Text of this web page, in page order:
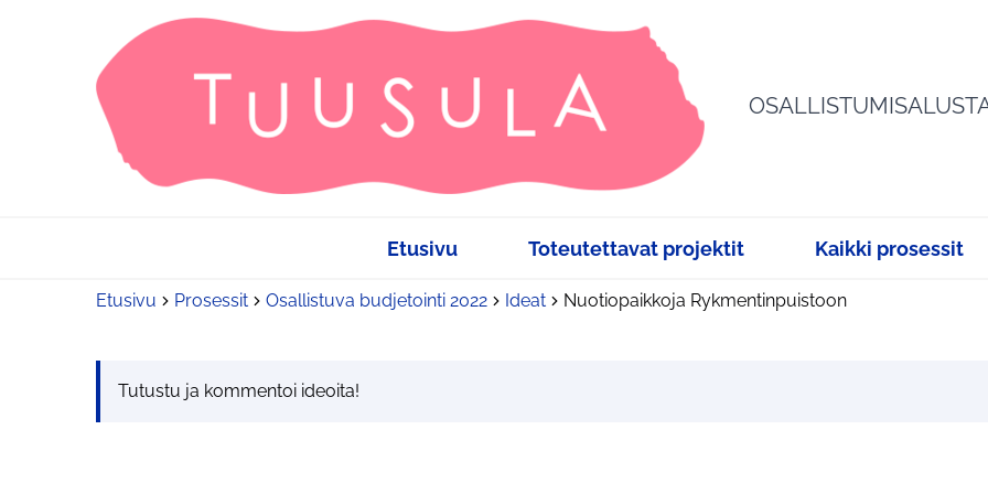
Etusivu Toteutettavat projektit Kaikki prosessit
Etusivu Prosessit Osallistuva budjetointi 2022 Ideat Nuotiopaikkoja Rykmentinpuistoon
Tutustu ja kommentoi ideoita!